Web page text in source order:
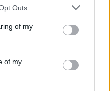
Outs
of my
of my
Ever Forgive Me?